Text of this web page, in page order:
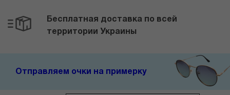
Бесплатная доставка по всей
территории Украины
Отправляем очки на примерку